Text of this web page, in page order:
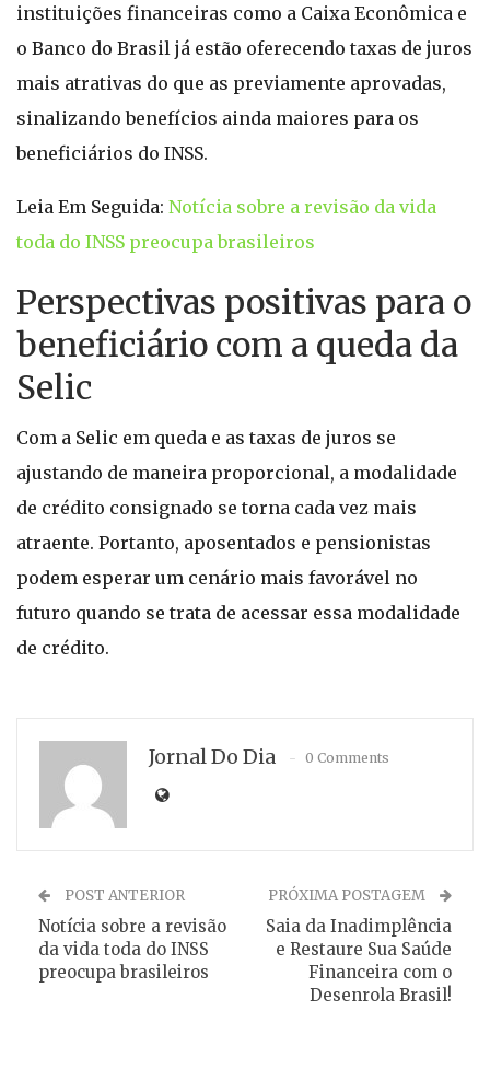
instituições financeiras como a Caixa Econômica e
o Banco do Brasil já estão oferecendo taxas de juros
mais atrativas do que as previamente aprovadas,
sinalizando benefícios ainda maiores para os
beneficiários do INSS.
Leia Em Seguida: Notícia sobre a revisão da vida
toda do INSS preocupa brasileiros
Perspectivas positivas para o
beneficiário com a queda da
Selic
Com a Selic em queda e as taxas de juros se
ajustando de maneira proporcional, a modalidade
de crédito consignado se torna cada vez mais
atraente. Portanto, aposentados e pensionistas
podem esperar um cenário mais favorável no
futuro quando se trata de acessar essa modalidade
de crédito.
Jornal Do Dia 0 Comments
POST ANTERIOR
Notícia sobre a revisão
da vida toda do INSS
preocupa brasileiros
PRÓXIMA POSTAGEM
Saia da Inadimplência
e Restaure Sua Saúde
Financeira com o
Desenrola Brasil!